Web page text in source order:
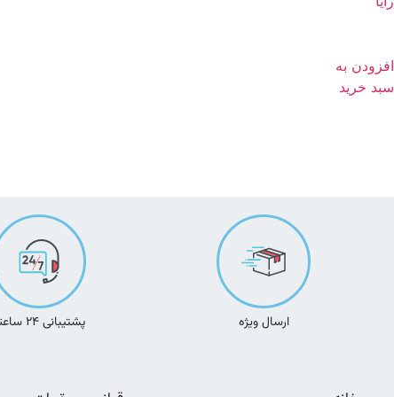
افزودن به
سبد خرید
ارسال ویژه پشتیبانی ۲۴ ساعته